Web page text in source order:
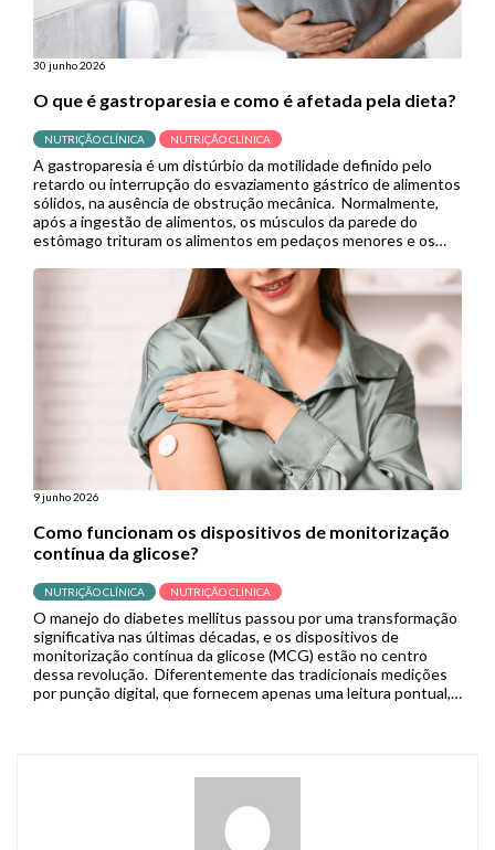
30 junho 2026
O que é gastroparesia e como é afetada pela dieta?
NUTRIÇÃO CLÍNICA NUTRIÇÃO CLÍNICA
A gastroparesia é um distúrbio da motilidade definido pelo
retardo ou interrupção do esvaziamento gástrico de alimentos
sólidos, na ausência de obstrução mecânica. Normalmente,
após a ingestão de alimentos, os músculos da parede do
estômago trituram os alimentos em pedaços menores e os
Porém, quando se […]
9 junho 2026
Como funcionam os dispositivos de monitorização
contínua da glicose?
NUTRIÇÃO CLÍNICA NUTRIÇÃO CLÍNICA
O manejo do diabetes mellitus passou por uma transformação
significativa nas últimas décadas, e os dispositivos de
monitorização contínua da glicose (MCG) estão no centro
dessa revolução. Diferentemente das tradicionais medições
por punção digital, que fornecem apenas uma leitura pontual,